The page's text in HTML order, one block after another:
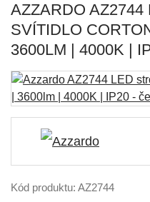
AZZARDO AZ2744
SVÍTIDLO
3600LM | 4000K |
Kód produktu: AZ2744